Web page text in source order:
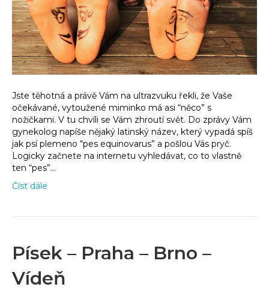
Jste těhotná a právě Vám na ultrazvuku řekli, že Vaše
očekávané, vytoužené miminko má asi “něco” s
nožičkami. V tu chvíli se Vám zhroutí svět. Do zprávy Vám
gynekolog napíše nějaký latinský název, který vypadá spíš
jak psí plemeno “pes equinovarus” a pošlou Vás pryč.
Logicky začnete na internetu vyhledávat, co to vlastně
ten “pes”…
Číst dále
Písek – Praha – Brno –
Vídeň